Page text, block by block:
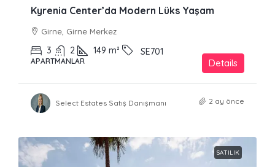
Kyrenia Center’da Modern Lüks Yaşam
Girne, Girne Merkez
3 2 149 m² SE701
APARTMANLAR Details
Select Estates Satış Danışmanı 2 ay önce
SATILIK